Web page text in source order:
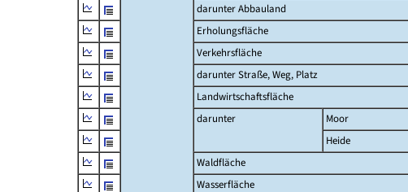
darunter Abbauland
Erholungsfläche
Verkehrsfläche
darunter Straße, Weg, Platz
Landwirtschaftsfläche
darunter
Moor
Heide
Waldfläche
Wasserfläche